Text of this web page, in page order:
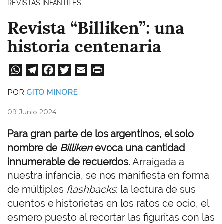
REVISTAS INFANTILES
Revista “Billiken”: una
historia centenaria
W
A
pp
Te
a
m
Fa
ok
POR GITO MINORE
09 Junio 2024
Para gran parte de los argentinos, el solo
nombre de Billikenevoca una cantidad
innumerable de recuerdos.Arraigada a
nuestra infancia, se nos manifiesta en forma
de múltiples flashbacks: la lectura de sus
cuentos e historietas en los ratos de ocio, el
esmero puesto al recortar las figuritas con las